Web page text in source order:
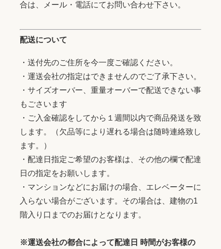
合は、メール・電話にてお問い合わせ下さい。
配送について
・送付先のご住所を今一度ご確認ください。
・運送会社の指定はできませんのでご了承下さい。
・サイズオーバー、重量オーバーで配送できない事
もごさいます
・ご入金確認をしてから１週間以内で商品発送を致
します。（欠品等により遅れる場合は随時連絡致し
ます。）
・配達日指定ご希望のお客様は、その他の欄で配達
日の指定をお願いします。
・マンションなどにお届けの場合、エレベーターに
入らない場合がございます。その場合は、建物の1
階入り口までのお届けとなります。
※運送会社の都合によって配達日 時間がお客様の